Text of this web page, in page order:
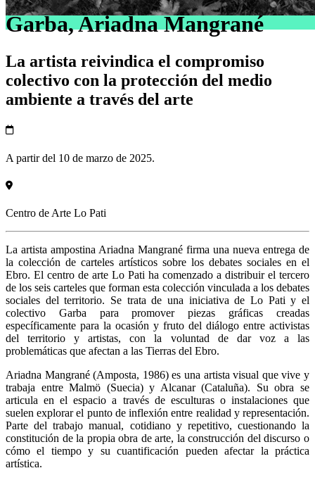
Garba, Ariadna Mangrané
La artista reivindica el compromiso
colectivo con la protección del medio
ambiente a través del arte
A partir del 10 de marzo de 2025.
Centro de Arte Lo Pati
La artista ampostina Ariadna Mangrané firma una nueva entrega de
la colección de carteles artísticos sobre los debates sociales en el
Ebro. El centro de arte Lo Pati ha comenzado a distribuir el tercero
de los seis carteles que forman esta colección vinculada a los debates
sociales del territorio. Se trata de una iniciativa de Lo Pati y el
colectivo Garba para promover piezas gráficas creadas
específicamente para la ocasión y fruto del diálogo entre activistas
del territorio y artistas, con la voluntad de dar voz a las
problemáticas que afectan a las Tierras del Ebro.
Ariadna Mangrané (Amposta, 1986) es una artista visual que vive y
trabaja entre Malmö (Suecia) y Alcanar (Cataluña). Su obra se
articula en el espacio a través de esculturas o instalaciones que
suelen explorar el punto de inflexión entre realidad y representación.
Parte del trabajo manual, cotidiano y repetitivo, cuestionando la
constitución de la propia obra de arte, la construcción del discurso o
cómo el tiempo y su cuantificación pueden afectar la práctica
artística.